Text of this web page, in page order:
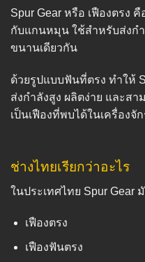
Spur Gear หรือ เฟืองตรง
กับแกนหมุน ใช้สำหรับส่งก
ขนานเดียวกัน
ด้วยรูปแบบฟันที่ตรง ทำให้
ส่งกำลังสูง ผลิตง่าย และส
เป็นเฟืองที่พบได้ในเครื่อง
ช่างไทยเรียกว่าอะไร
ในประเทศไทย Spur Gear
เฟืองตรง
เฟืองฟันตรง